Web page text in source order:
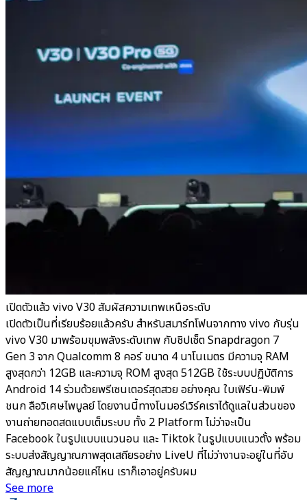
เปิดตัวแล้ว vivo V30 สัมผัสความเทพเหนือระดับ
เปิดตัวเป็นที่เรียบร้อยแล้วครับ สำหรับสมาร์ทโฟนจากทาง vivo กับรุ่น
vivo V30 มาพร้อมขุมพลังระดับเทพ กับชิปเซ็ต Snapdragon 7
Gen 3 จาก Qualcomm 8 คอร์ ขนาด 4 นาโนเมตร มีความจุ RAM
สูงสุดกว่า 12GB และความจุ ROM สูงสุด 512GB ใช้ระบบปฏิบัติการ
Android 14 ร่วมด้วยพรีเซนเตอร์สุดสวย อย่างคุณ ใบเฟิร์น-พิมพ์
ชนก ลือวิเศษไพบูลย์ โดยงานนี้ทางโนมอร์เวิร์คเราได้ดูแลในส่วนของ
งานถ่ายทอดสดแบบเต็มระบบ ทั้ง 2 Platform ไม่ว่าจะเป็น
Facebook ในรูปแบบแนวนอน และ Tiktok ในรูปแบบแนวตั้ง พร้อม
ระบบส่งสัญญาณภาพสุดเสถียรอย่าง LiveU ที่ไม่ว่างานจะอยู่ในที่อับ
สัญญาณมากน้อยแค่ไหน เราก็เอาอยู่ครับผม
See more